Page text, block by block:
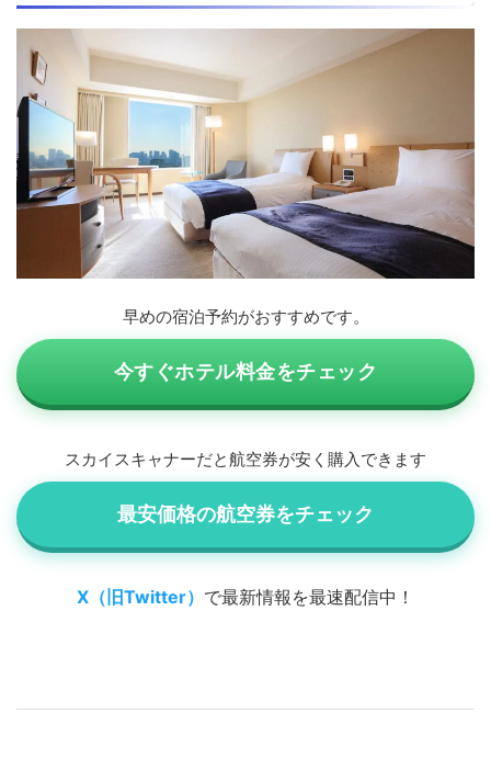
早めの宿泊予約がおすすめです。
今すぐホテル料金をチェック
スカイスキャナーだと航空券が安く購入できます
最安価格の航空券をチェック
X（旧Twitter） で最新情報を最速配信中！